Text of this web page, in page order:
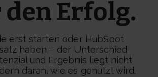
Erfolg.
erst starten oder HubSpot
haben – der Unterschied
und Ergebnis liegt nicht
daran, wie es genutzt wird.